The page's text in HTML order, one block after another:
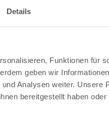
Details
Funktionen für
geben wir
Analysen weiter. Unsere
bereitgestellt haben